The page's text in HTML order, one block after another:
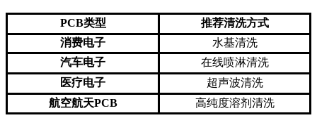
PCB类型
推荐清洗方式
消费电子
水基清洗
汽车电子
在线喷淋清洗
医疗电子
超声波清洗
航空航天PCB
高纯度溶剂清洗